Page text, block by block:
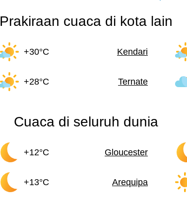
Prakiraan cuaca di kota lain
+30°C Kendari
+28°C Ternate
Cuaca di seluruh dunia
+12°C Gloucester
+13°C Arequipa